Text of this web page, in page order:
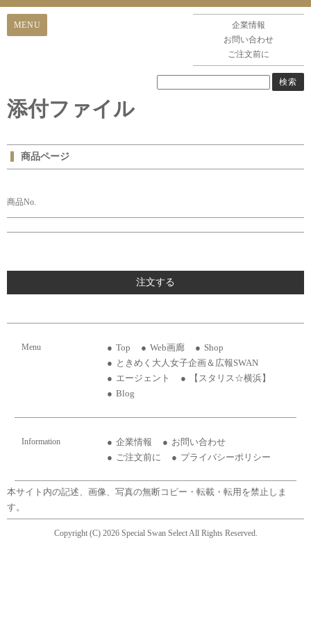
企業情報
お問い合わせ
ご注文前に
添付ファイル
商品ページ
商品No.
注文する
Menu Top Web画廊
Shop
ときめく大人女子企画＆広報SWAN
エージェント
【スタリス☆横浜】
Blog
Information 企業情報
お問い合わせ
ご注文前に
プライバシーポリシー
本サイト内の記述、画像、写真の無断コピー・転載・転用を禁止しま
す。
Copyright (C) 2026 Special Swan Select All Rights Reserved.